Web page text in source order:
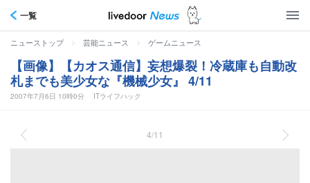
一覧
ニューストップ > 芸能ニュース > ゲームニュース
【画像】【カオス通信】妄想爆裂！冷蔵庫も自動改
札までも美少女な『機械少女』 4/11
2007年7月6日 10時0分 ITライフハック
4/11